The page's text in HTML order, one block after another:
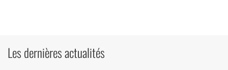
Les dernières actualités